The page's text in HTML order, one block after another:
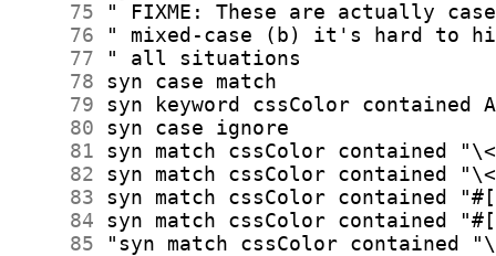
     75
     76
     77
     78
     79
     80
     81
     82
     83
     84
     85